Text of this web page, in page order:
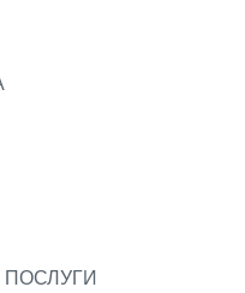
ПОСЛУГИ